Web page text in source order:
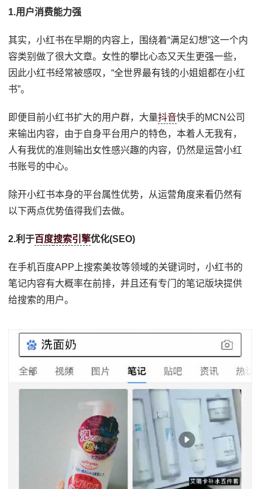
1.用户消费能力强
其实，小红书在早期的内容上，围绕着“满足幻想”这一个内
容类别做了很大文章。女性的攀比心态又天生更强一些，
因此小红书经常被感叹，“全世界最有钱的小姐姐都在小红
书”。
即便目前小红书扩大的用户群，大量抖音快手的MCN公司
来输出内容，由于自身平台用户的特色，本着人无我有，
人有我优的准则输出女性感兴趣的内容，仍然是运营小红
书账号的中心。
除开小红书本身的平台属性优势，从运营角度来看仍然有
以下两点优势值得我们去做。
2.利于百度搜索引擎优化(SEO)
在手机百度APP上搜索美妆等领域的关键词时，小红书的
笔记内容有大概率在前排，并且还有专门的笔记版块提供
给搜索的用户。